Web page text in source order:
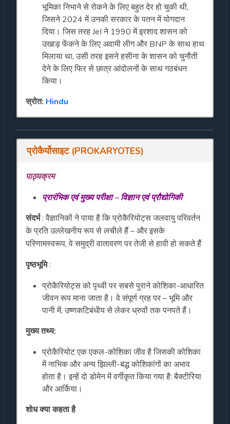
भूमिका निभाने से रोकने के लिए बहुत देर हो चुकी थी,
जिसने 2024 में उनकी सरकार के पतन में योगदान
दिया। जिस तरह JeI ने 1990 में इरशाद शासन को
उखाड़ फेंकने के लिए अवामी लीग और BNP के साथ हाथ
मिलाया था, उसी तरह इसने हसीना के शासन को चुनौती
देने के लिए फिर से छात्र आंदोलनों के साथ गठबंधन
किया।
स्रोत: Hindu
प्रोकैर्योसाइट(PROKARYOTES)
पाठ्यक्रम
प्रारंभिक एवं मुख्य परीक्षा–विज्ञान एवं प्रौद्योगिकी
संदर्भ: वैज्ञानिकों ने पाया है कि प्रोकैरियोट्स जलवायु परिवर्तन
के प्रति उल्लेखनीय रूप से लचीले हैं – और इसके
परिणामस्वरूप, वे समुद्री वातावरण पर तेजी से हावी हो सकते हैं
पृष्ठभूमि:
प्रोकैरियोट्स को पृथ्वी पर सबसे पुराने कोशिका-आधारित
जीवन रूप माना जाता है। वे संपूर्ण ग्रह पर – भूमि और
पानी में, उष्णकटिबंधीय से लेकर ध्रुवों तक पनपते हैं।
मुख्य तथ्य:
प्रोकैरियोट एक एकल-कोशिका जीव है जिसकी कोशिका
में नाभिक और अन्य झिल्ली-बद्ध कोशिकांगों का अभाव
होता है। इन्हें दो डोमेन में वर्गीकृत किया गया है: बैक्टीरिया
और आर्किया।
शोध क्या कहता है